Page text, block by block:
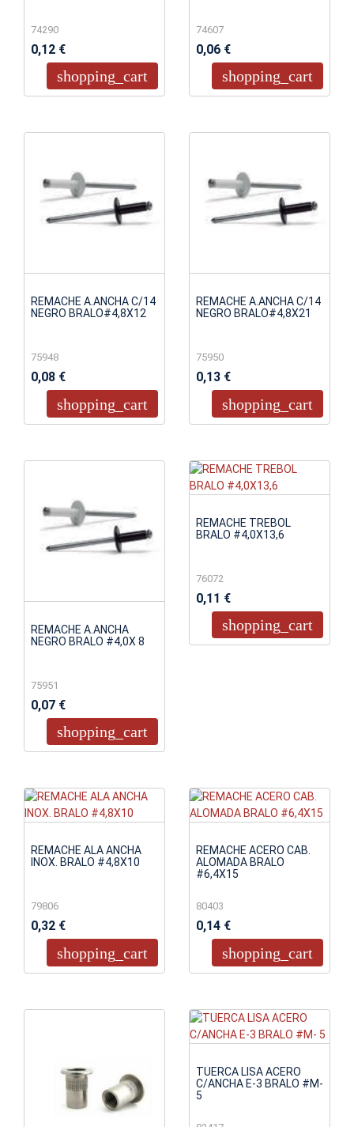
74290
0,12 €
shopping_cart
74607
0,06 €
shopping_cart
REMACHE A.ANCHA C/14
NEGRO BRALO#4,8X12
75948
0,08 €
shopping_cart
REMACHE A.ANCHA C/14
NEGRO BRALO#4,8X21
75950
0,13 €
shopping_cart
REMACHE A.ANCHA
NEGRO BRALO #4,0X 8
75951
0,07 €
shopping_cart
REMACHE TREBOL
BRALO #4,0X13,6
76072
0,11 €
shopping_cart
REMACHE ALA ANCHA
INOX. BRALO #4,8X10
79806
0,32 €
shopping_cart
REMACHE ACERO CAB.
ALOMADA BRALO
#6,4X15
80403
0,14 €
shopping_cart
TUERCA LISA ACERO
C/ANCHA E-3 BRALO #M-
5